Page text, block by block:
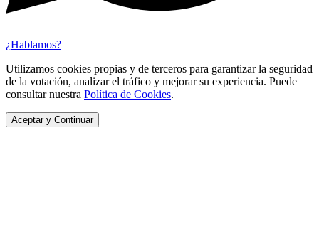
¿Hablamos?
Utilizamos cookies propias y de terceros para garantizar la seguridad
de la votación, analizar el tráfico y mejorar su experiencia. Puede
consultar nuestra Política de Cookies.
Aceptar y Continuar